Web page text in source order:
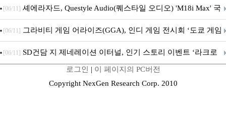
[06/11] 셰에라자드, Questyle Audio(퀘스타일 오디오) 'M18i Max' 국
내 정식 출시
[06/11] 그라비티 게임 어라이즈(GGA), 인디 게임 전시회 ‘도쿄 게임
던전 13’ 참가!
[06/11] SD건담 지 제네레이션 이터널, 인기 스토리 이벤트 ‘라크로
아의 용사’ 재개최 및 풍성한 기념 이벤트 실시!
로그인 | 이 페이지의 PC버전
Copyright NexGen Research Corp. 2010